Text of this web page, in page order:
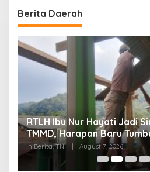
Berita Daerah
RTLH Ibu Nur Hayati Jadi
TMMD, Harapan Baru
Jaya
In Berita, TNI | August 7, 2026